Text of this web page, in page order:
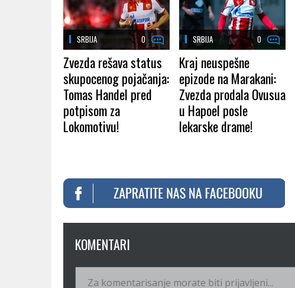
SRBIJA 0
Zvezda rešava status
skupocenog pojačanja:
Tomas Handel pred
potpisom za
Lokomotivu!
SRBIJA 0
Kraj neuspešne
epizode na Marakani:
Zvezda prodala Ovusua
u Hapoel posle
lekarske drame!
KOMENTARI